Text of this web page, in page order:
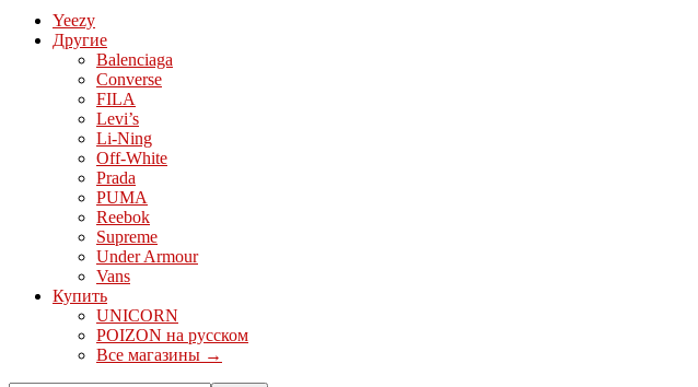
Yeezy
Другие
Balenciaga
Converse
FILA
Levi’s
Li-Ning
Off-White
Prada
PUMA
Reebok
Supreme
Under Armour
Vans
Купить
UNICORN
POIZON на русском
Все магазины →